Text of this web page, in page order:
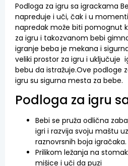
Podloga za igru sa igrackama
napreduje i uči, čak i u
napredak može biti pomognut
za igru i takozvanom bebi
igranje beba je mekana i
veliki prostor za igru i uključuje
bebu da istražuje.Ove podloge
igru su sigurna mesta za bebe.
Podloga za igru
Bebi se pruža odlična
igri i razvija svoju maštu
raznovrsnih boja igračaka.
Prilikom ležanja na
mišice i uči da puzi